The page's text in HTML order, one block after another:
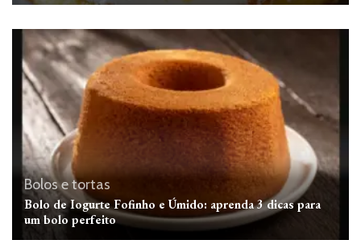
Bolos e tortas
Bolo de Iogurte Fofinho e Úmido: aprenda 3 dicas para
um bolo perfeito